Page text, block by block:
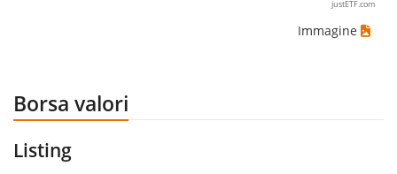
justETF.com
Immagine
Borsa valori
Listing